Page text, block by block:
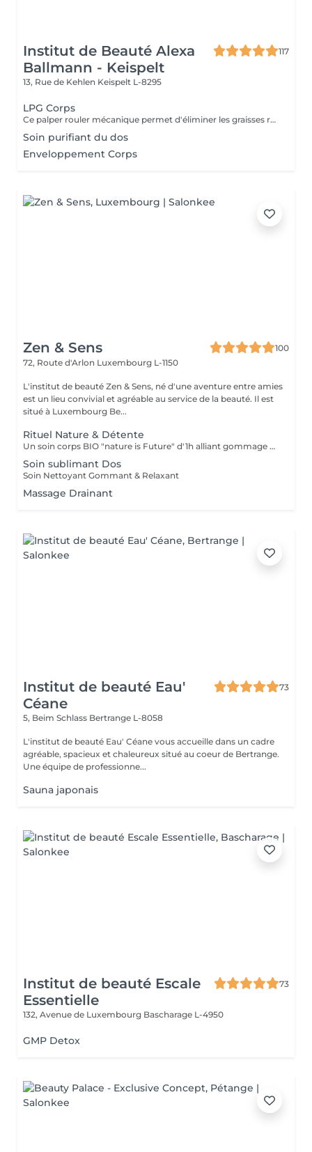
Institut de Beauté Alexa
Ballmann - Keispelt
117
13, Rue de Kehlen Keispelt L-8295
LPG Corps
Ce palper rouler mécanique permet d'éliminer les graisses résistantes à l'exercice physique et aux régimes grâce à la technologie Lipomassage. En bref il permet de : DESTOCKER, RAFFERMIR, RESCULPTER, LISSER
Soin purifiant du dos
Enveloppement Corps
Zen & Sens
100
72, Route d'Arlon Luxembourg L-1150
L'institut de beauté Zen & Sens, né d'une aventure entre amies
est un lieu convivial et agréable au service de la beauté. Il est
situé à Luxembourg Be...
Rituel Nature & Détente
Un soin corps BIO "nature is Future" d'1h alliant gommage exfoliant et massage relaxant pour une peau douce, un corps apaisé et un véritable moment de lâcher-prise.
Soin sublimant Dos
Soin Nettoyant Gommant & Relaxant
Massage Drainant
Institut de beauté Eau'
Céane
73
5, Beim Schlass Bertrange L-8058
L'institut de beauté Eau' Céane vous accueille dans un cadre
agréable, spacieux et chaleureux situé au coeur de Bertrange.
Une équipe de professionne...
Sauna japonais
Institut de beauté Escale
Essentielle
73
132, Avenue de Luxembourg Bascharage L-4950
GMP Detox